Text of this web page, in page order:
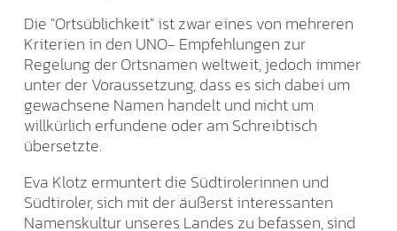
Die "Ortsüblichkeit" ist zwar eines von mehreren
Kriterien in den UNO- Empfehlungen zur
Regelung der Ortsnamen weltweit, jedoch immer
unter der Voraussetzung, dass es sich dabei um
gewachsene Namen handelt und nicht um
willkürlich erfundene oder am Schreibtisch
übersetzte.
Eva Klotz ermuntert die Südtirolerinnen und
Südtiroler, sich mit der äußerst interessanten
Namenskultur unseres Landes zu befassen, sind